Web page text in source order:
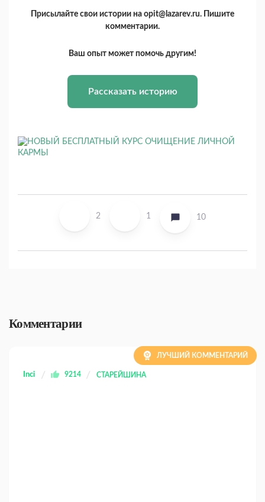
Присылайте свои истории на opit@lazarev.ru. Пишите
комментарии.
Ваш опыт может помочь другим!
Рассказать историю
2 1 10
Комментарии
Inci 9214 СТАРЕЙШИНА
ЛУЧШИЙ КОММЕНТАРИЙ